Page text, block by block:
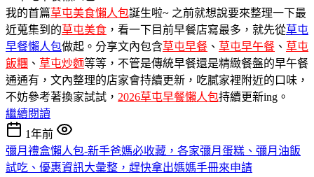
我的首篇草屯美食懶人包誕生啦~ 之前就想說要來整理一下最
近蒐集到的草屯美食 ，看一下目前早餐店寫最多，就先從草屯
早餐懶人包做起。分享文內包含草屯早餐 、 草屯早午餐 、 草屯
飯糰 、 草屯炒麵等等，不管是傳統早餐還是精緻餐盤的早午餐
通通有，文內整理的店家會持續更新，吃膩家裡附近的口味，
不妨參考著換家試試， 2026草屯早餐懶人包持續更新ing。
繼續閱讀
1年前
彌月禮盒懶人包-新手爸媽必收藏，各家彌月蛋糕、彌月油飯
試吃、優惠資訊大彙整，趕快拿出媽媽手冊來申請